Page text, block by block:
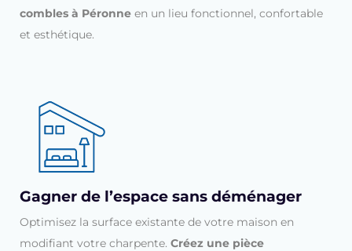
combles à Péronne en un lieu fonctionnel, confortable
et esthétique.
Gagner de l’espace sans déménager
Optimisez la surface existante de votre maison en
modifiant votre charpente. Créez une pièce